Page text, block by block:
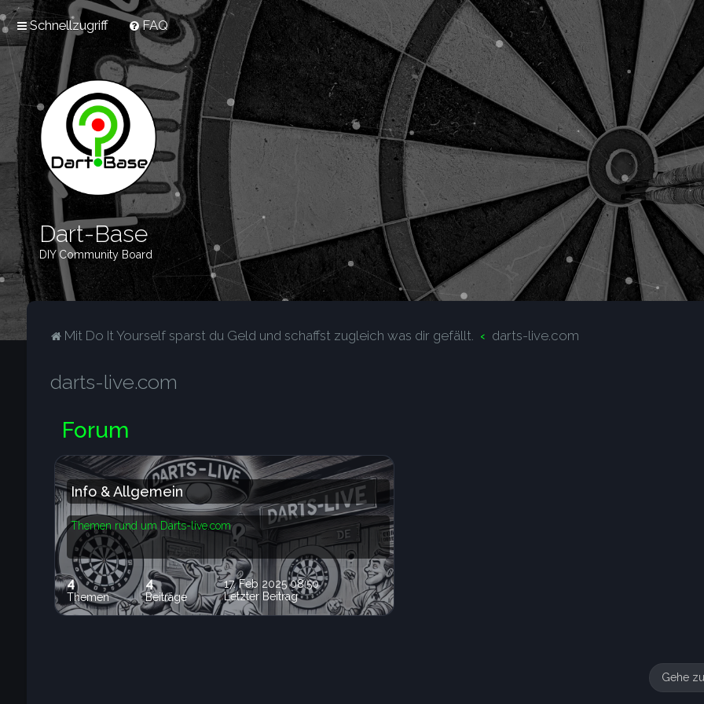
Schnellzugriff FAQ
Dart-Base
DIY Community Board
Mit Do It Yourself sparst du Geld und schaffst zugleich was dir gefällt. darts-live.com
darts-live.com
Forum
Info & Allgemein
Themen rund um Darts-live.com
4
Themen
4
Beiträge
17. Feb 2025 08:50
Letzter Beitrag
Gehe zu